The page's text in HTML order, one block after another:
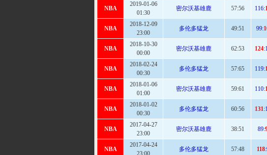
NBA
2019-01-06
01:30
密尔沃基雄鹿 57 :56 116:
NBA
2018-12-09
23:00
多伦多猛龙 49:51 99:
NBA
2018-10-30
00:00
密尔沃基雄鹿 62:53 124
NBA
2018-02-24
00:30
多伦多猛龙 57:65 119:
NBA
2018-01-06
01:00
密尔沃基雄鹿 59:61 110:
NBA
2018-01-02
00:30
多伦多猛龙 60:56 131
NBA
2017-04-27
23:00
密尔沃基雄鹿 38:51 89:
NBA
2017-04-24
多伦多猛龙 57 :48 118